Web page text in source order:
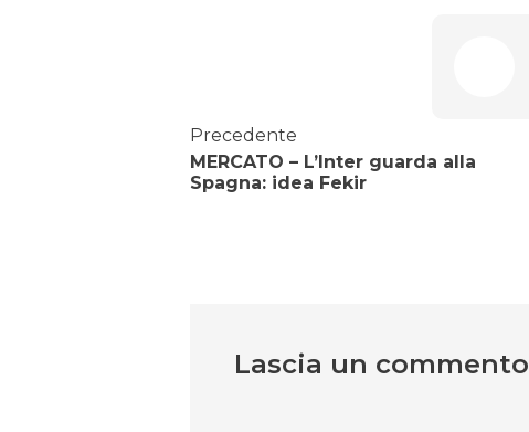
Precedente
MERCATO – L’Inter guarda alla
Spagna: idea Fekir
Lascia un commento